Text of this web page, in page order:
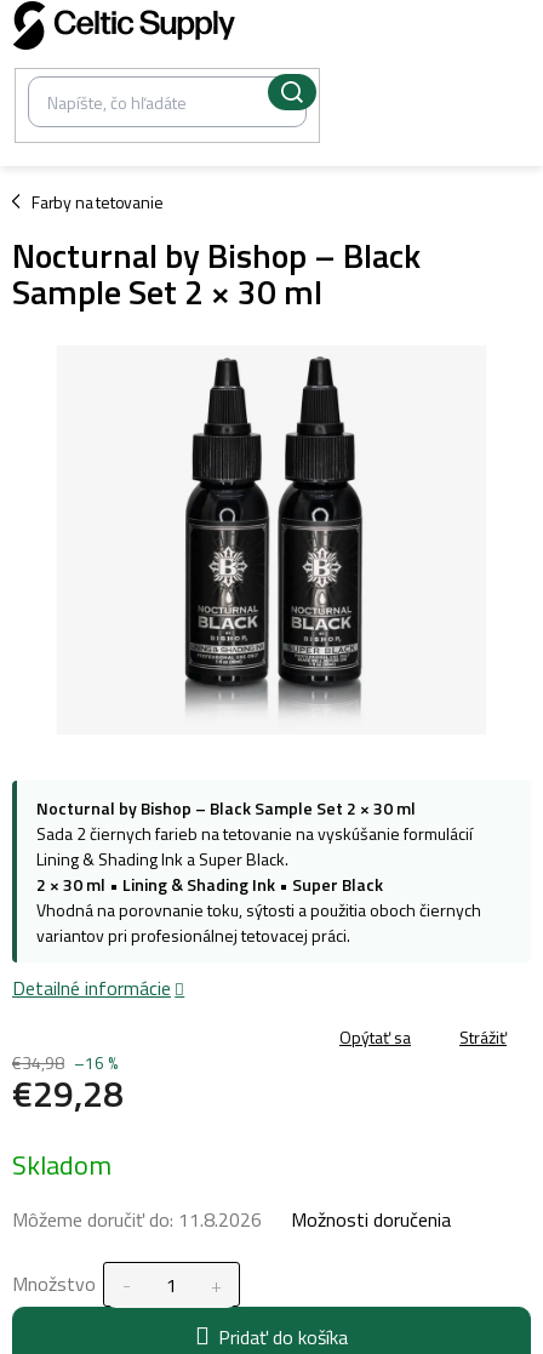
Prejsť
na
obsah
Farby na tetovanie
/
Nocturnal by Bishop – Black
Sample Set 2 × 30 ml
€34,98 –16 %
€29,28
cena:
Skladom
Môžeme doručiť do: 11.8.2026 Možnosti doručenia
Množstvo
Pridať do košíka
Nocturnal by Bishop – Black Sample Set 2 × 30 ml
Sada 2 čiernych farieb na tetovanie na vyskúšanie formulácií
Lining & Shading Ink a Super Black.
2 × 30 ml • Lining & Shading Ink • Super Black
Vhodná na porovnanie toku, sýtosti a použitia oboch čiernych
variantov pri profesionálnej tetovacej práci.
Detailné informácie
Opýtať sa Strážiť